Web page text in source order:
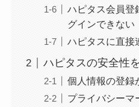
ハピタス会員登
グインできない
ハピタスに直接
ハピタスの安全性
個人情報の登録
プライバシーマ